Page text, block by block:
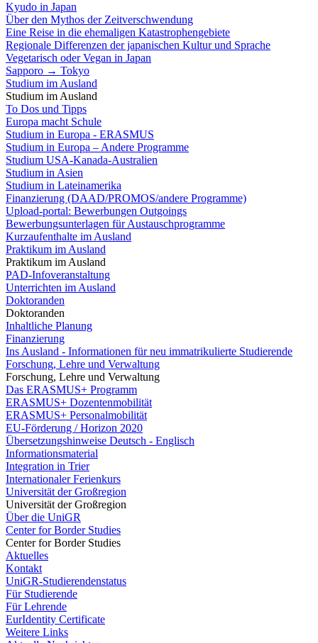
Kyudo in Japan
Über den Mythos der Zeitverschwendung
Eine Reise in die ehemaligen Katastrophengebiete
Regionale Differenzen der japanischen Kultur und Sprache
Vegetarisch oder Vegan in Japan
Sapporo → Tokyo
Studium im Ausland
Studium im Ausland
To Dos und Tipps
Europa macht Schule
Studium in Europa - ERASMUS
Studium in Europa – Andere Programme
Studium USA-Kanada-Australien
Studium in Asien
Studium in Lateinamerika
Finanzierung (DAAD/PROMOS/andere Programme)
Upload-portal: Bewerbungen Outgoings
Bewerbungsunterlagen für Austauschprogramme
Kurzaufenthalte im Ausland
Praktikum im Ausland
Praktikum im Ausland
PAD-Infoveranstaltung
Unterrichten im Ausland
Doktoranden
Doktoranden
Inhaltliche Planung
Finanzierung
Ins Ausland - Informationen für neu immatrikulierte Studierende
Forschung, Lehre und Verwaltung
Forschung, Lehre und Verwaltung
Das ERASMUS+ Programm
ERASMUS+ Dozentenmobilität
ERASMUS+ Personalmobilität
EU-Förderung / Horizon 2020
Übersetzungshinweise Deutsch - Englisch
Informationsmaterial
Integration in Trier
Internationaler Ferienkurs
Universität der Großregion
Universität der Großregion
Über die UniGR
Center for Border Studies
Center for Border Studies
Aktuelles
Kontakt
UniGR-Studierendenstatus
Für Studierende
Für Lehrende
EurIdentity Certificate
Weitere Links